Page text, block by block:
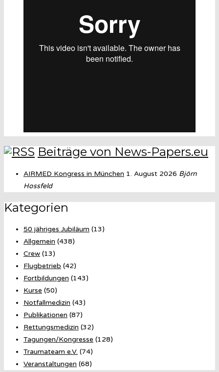
Beiträge von News-Papers.eu
AIRMED Kongress in München 1. August 2026 Björn
Hossfeld
Kategorien
50 jähriges Jubiläum (13)
Allgemein (438)
Crew (13)
Flugbetrieb (42)
Fortbildungen (143)
Kurse (50)
Notfallmedizin (43)
Publikationen (87)
Rettungsmedizin (32)
Tagungen/Kongresse (128)
Traumateam e.V. (74)
Veranstaltungen (68)